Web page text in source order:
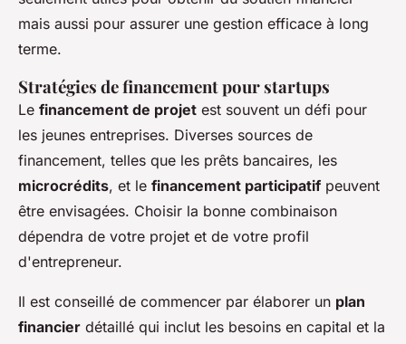
mais aussi pour assurer une gestion efficace à long
terme.
Stratégies de financement pour startups
Le financement de projet est souvent un défi pour
les jeunes entreprises. Diverses sources de
financement, telles que les prêts bancaires, les
microcrédits, et le financement participatif peuvent
être envisagées. Choisir la bonne combinaison
dépendra de votre projet et de votre profil
d'entrepreneur.
Il est conseillé de commencer par élaborer un plan
financier détaillé qui inclut les besoins en capital et la